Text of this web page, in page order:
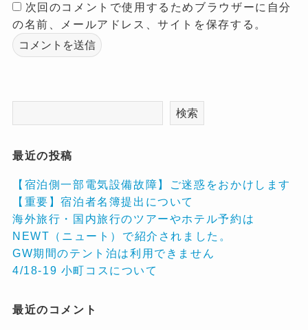
次回のコメントで使用するためブラウザーに自分
の名前、メールアドレス、サイトを保存する。
検索
最近の投稿
【宿泊側一部電気設備故障】ご迷惑をおかけします
【重要】宿泊者名簿提出について
海外旅行・国内旅行のツアーやホテル予約は
NEWT（ニュート）で紹介されました。
GW期間のテント泊は利用できません
4/18-19 小町コスについて
最近のコメント